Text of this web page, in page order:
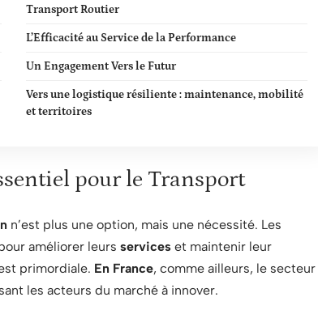
Transport Routier
L’Efficacité au Service de la Performance
Un Engagement Vers le Futur
Vers une logistique résiliente : maintenance, mobilité
et territoires
pour le Transport
n’est plus une option, mais une nécessité. Les
améliorer leurs services et maintenir leur
primordiale. En France, comme ailleurs, le secteur
les acteurs du marché à innover.